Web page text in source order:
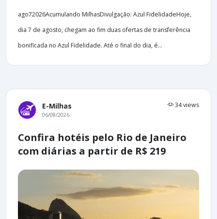
ago72026Acumulando MilhasDivulgação: Azul FidelidadeHoje,
dia 7 de agosto, chegam ao fim duas ofertas de transferência
bonificada no Azul Fidelidade. Até o final do dia, é...
E-Milhas 34 views
06/08/2026
Confira hotéis pelo Rio de Janeiro
com diárias a partir de R$ 219